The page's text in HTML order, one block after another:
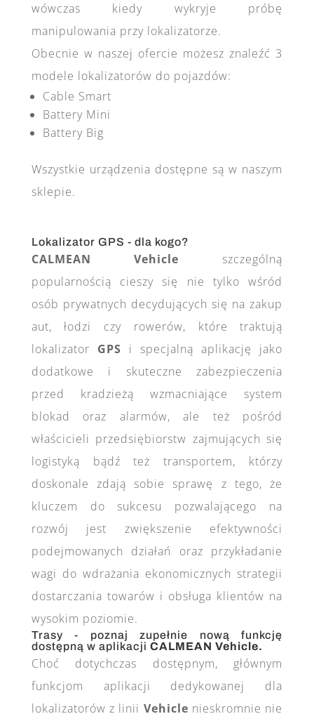
wówczas kiedy wykryje próbę
manipulowania przy lokalizatorze.
Obecnie w naszej ofercie możesz znaleźć 3
modele lokalizatorów do pojazdów:
Cable Smart
Battery Mini
Battery Big
Wszystkie urządzenia dostępne są w naszym
sklepie.
Lokalizator GPS - dla kogo?
CALMEAN Vehicle szczególną
popularnością cieszy się nie tylko wśród
osób prywatnych decydujących się na zakup
aut, łodzi czy rowerów, które traktują
lokalizator GPS i specjalną aplikację jako
dodatkowe i skuteczne zabezpieczenia
przed kradzieżą wzmacniające system
blokad oraz alarmów, ale też pośród
właścicieli przedsiębiorstw zajmujących się
logistyką bądź też transportem, którzy
doskonale zdają sobie sprawę z tego, że
kluczem do sukcesu pozwalającego na
rozwój jest zwiększenie efektywności
podejmowanych działań oraz przykładanie
wagi do wdrażania ekonomicznych strategii
dostarczania towarów i obsługa klientów na
wysokim poziomie.
Trasy - poznaj zupełnie nową funkcję
dostępną w aplikacji CALMEAN Vehicle.
Choć dotychczas dostępnym, głównym
funkcjom aplikacji dedykowanej dla
lokalizatorów z linii Vehicle nieskromnie nie